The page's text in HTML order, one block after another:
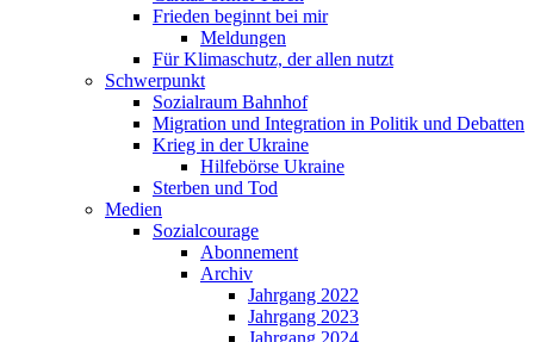
Frieden beginnt bei mir
Meldungen
Für Klimaschutz, der allen nutzt
Schwerpunkt
Sozialraum Bahnhof
Migration und Integration in Politik und Debatten
Krieg in der Ukraine
Hilfebörse Ukraine
Sterben und Tod
Medien
Sozialcourage
Abonnement
Archiv
Jahrgang 2022
Jahrgang 2023